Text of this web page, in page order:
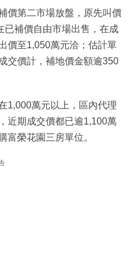
價第二市場放盤，原先叫價
已補價自由市場出售，在成
價至1,050萬元洽；估計單
交價計，補地價金額逾350
1,000萬元以上，區內代理
近期成交價都已逾1,100萬
富榮花園三房單位。